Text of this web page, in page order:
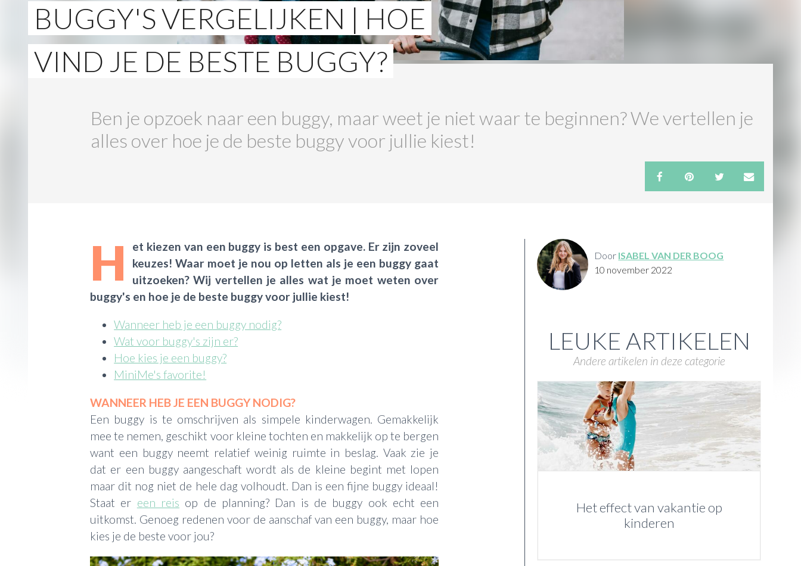
BUGGY'S VERGELIJKEN | HOE
VIND JE DE BESTE BUGGY?
Ben je opzoek naar een buggy, maar weet je niet waar te beginnen? We vertellen je
alles over hoe je de beste buggy voor jullie kiest!
H
et kiezen van een buggy is best een opgave. Er zijn zoveel
keuzes! Waar moet je nou op letten als je een buggy gaat
uitzoeken? Wij vertellen je alles wat je moet weten over
buggy's en hoe je de beste buggy voor jullie kiest!
Wanneer heb je een buggy nodig?
Wat voor buggy's zijn er?
Hoe kies je een buggy?
MiniMe's favorite!
WANNEER HEB JE EEN BUGGY NODIG?
Een buggy is te omschrijven als simpele kinderwagen. Gemakkelijk
mee te nemen, geschikt voor kleine tochten en makkelijk op te bergen
want een buggy neemt relatief weinig ruimte in beslag. Vaak zie je
dat er een buggy aangeschaft wordt als de kleine begint met lopen
maar dit nog niet de hele dag volhoudt. Dan is een fijne buggy ideaal!
Staat er een reis op de planning? Dan is de buggy ook echt een
uitkomst. Genoeg redenen voor de aanschaf van een buggy, maar hoe
kies je de beste voor jou?
Door ISABEL VAN DER BOOG
10 november 2022
LEUKE ARTIKELEN
Andere artikelen in deze categorie
Het effect van vakantie op
kinderen